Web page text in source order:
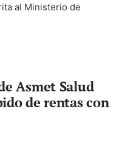
al Ministerio de
Asmet Salud
de rentas con